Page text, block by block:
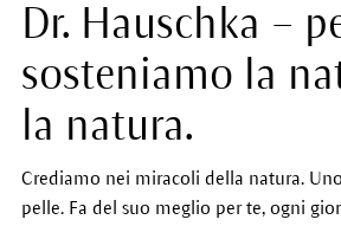
Dr. Hauschka –
sosteniamo la
la natura.
Crediamo nei miracoli della natura.
pelle. Fa del suo meglio per te, ogni